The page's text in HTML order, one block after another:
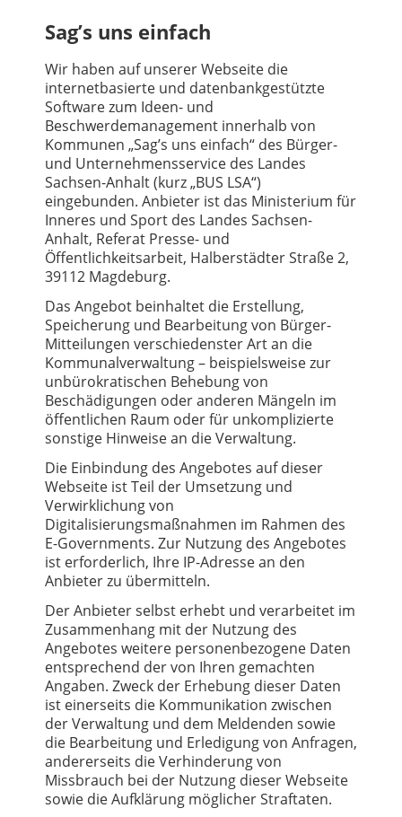
Sag’s uns einfach
Wir haben auf unserer Webseite die
internetbasierte und datenbankgestützte
Software zum Ideen- und
Beschwerdemanagement innerhalb von
Kommunen „Sag’s uns einfach“ des Bürger-
und Unternehmensservice des Landes
Sachsen-Anhalt (kurz „BUS LSA“)
eingebunden. Anbieter ist das Ministerium für
Inneres und Sport des Landes Sachsen-
Anhalt, Referat Presse- und
Öffentlichkeitsarbeit, Halberstädter Straße 2,
39112 Magdeburg.
Das Angebot beinhaltet die Erstellung,
Speicherung und Bearbeitung von Bürger-
Mitteilungen verschiedenster Art an die
Kommunalverwaltung – beispielsweise zur
unbürokratischen Behebung von
Beschädigungen oder anderen Mängeln im
öffentlichen Raum oder für unkomplizierte
sonstige Hinweise an die Verwaltung.
Die Einbindung des Angebotes auf dieser
Webseite ist Teil der Umsetzung und
Verwirklichung von
Digitalisierungsmaßnahmen im Rahmen des
E-Governments. Zur Nutzung des Angebotes
ist erforderlich, Ihre IP-Adresse an den
Anbieter zu übermitteln.
Der Anbieter selbst erhebt und verarbeitet im
Zusammenhang mit der Nutzung des
Angebotes weitere personenbezogene Daten
entsprechend der von Ihren gemachten
Angaben. Zweck der Erhebung dieser Daten
ist einerseits die Kommunikation zwischen
der Verwaltung und dem Meldenden sowie
die Bearbeitung und Erledigung von Anfragen,
andererseits die Verhinderung von
Missbrauch bei der Nutzung dieser Webseite
sowie die Aufklärung möglicher Straftaten.